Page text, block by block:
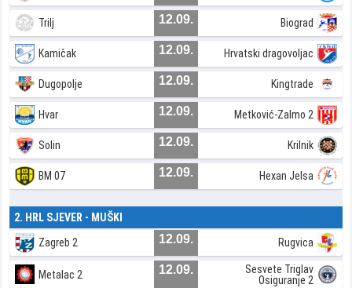
Trilj 12.09. Biograd
Kamičak 12.09. Hrvatski dragovoljac
Dugopolje 12.09. Kingtrade
Hvar 12.09. Metković-Zalmo 2
Solin 12.09. Krilnik
BM 07 12.09. Hexan Jelsa
2. HRL SJEVER - MUŠKI
Zagreb 2 12.09. Rugvica
Metalac 2 12.09.
Sesvete Triglav
Osiguranje 2